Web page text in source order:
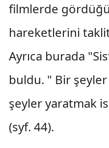
filmlerde gördüğü
hareketlerini
Ayrıca burada
buldu. " Bir
şeyler yaratmak
(syf. 44).